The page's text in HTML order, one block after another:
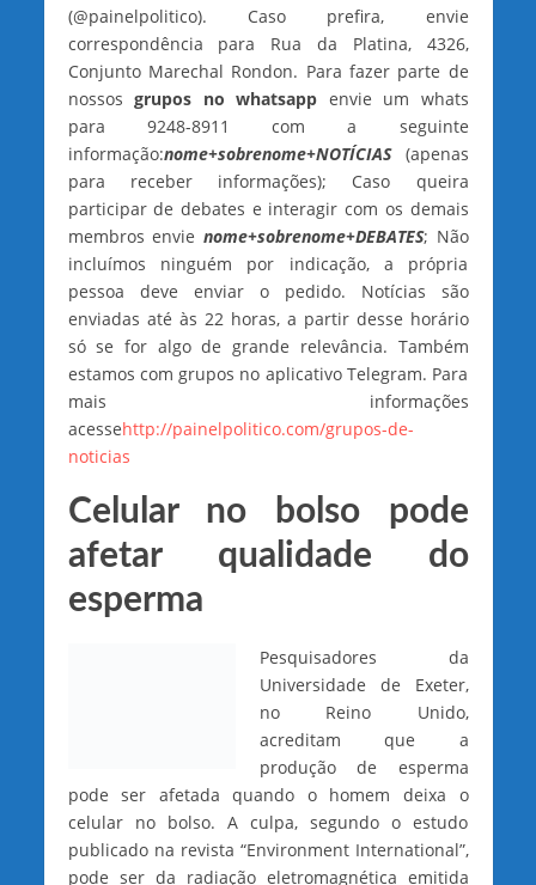
(@painelpolitico). Caso prefira, envie
correspondência para Rua da Platina, 4326,
Conjunto Marechal Rondon. Para fazer parte de
nossos grupos no whatsapp envie um whats
para 9248-8911 com a seguinte
informação:nome+sobrenome+NOTÍCIAS(apenas
para receber informações); Caso queira
participar de debates e interagir com os demais
membros envie nome+sobrenome+DEBATES; Não
incluímos ninguém por indicação, a própria
pessoa deve enviar o pedido. Notícias são
enviadas até às 22 horas, a partir desse horário
só se for algo de grande relevância. Também
estamos com grupos no aplicativo Telegram. Para
mais informações
acessehttp://painelpolitico.com/grupos-de-
noticias
Celular no bolso pode
afetar qualidade do
esperma
Pesquisadores da
Universidade de Exeter,
no Reino Unido,
acreditam que a
produção de esperma
pode ser afetada quando o homem deixa o
celular no bolso. A culpa, segundo o estudo
publicado na revista “Environment International”,
pode ser da radiação eletromagnética emitida